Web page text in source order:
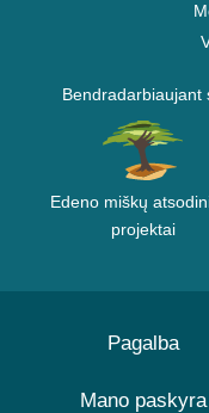
Bendradarbiaujant
Edeno miškų
projektai
Pagalba
Mano paskyra